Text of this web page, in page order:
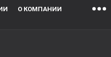
О КОМПАНИИ